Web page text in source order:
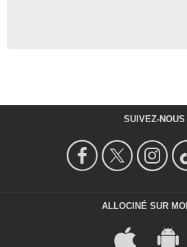
SUIVEZ-NOUS
ALLOCINÉ SUR